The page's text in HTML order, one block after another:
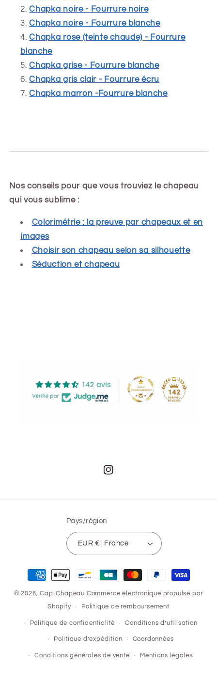
Chapka noire - Fourrure noire
Chapka noire - Fourrure blanche
Chapka rose (teinte chaude) - Fourrure
blanche
Chapka grise - Fourrure blanche
Chapka gris clair - Fourrure écru
Chapka marron -Fourrure blanche
Nos conseils pour que vous trouviez le chapeau
qui vous sublime :
Colorimétrie : la preuve par chapeaux et en
images
Choisir son chapeau selon sa silhouette
Séduction et chapeau
Instagram
Pays/région
EUR € | France
Moyens
de
paiement
© 2026,Cap-Chapeau Commerce électronique propulsé par
Shopify Politique de remboursement
Politique de confidentialité Conditions d’utilisation
Politique d’expédition Coordonnées
Conditions générales de vente Mentions légales